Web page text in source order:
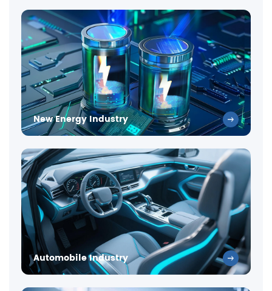
New Energy Industry
Automobile Industry